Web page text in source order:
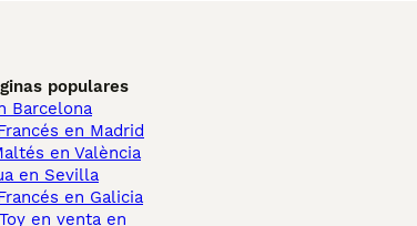
populares
Barcelona
en Madrid
en València
en Sevilla
en Galicia
en venta en